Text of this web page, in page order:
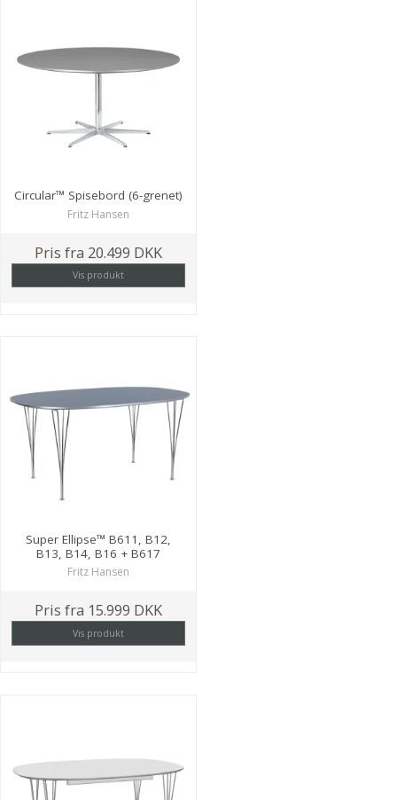
Circular™ Spisebord (6-grenet)
Fritz Hansen
Pris fra 20.499 DKK
Vis produkt
Super Ellipse™ B611, B12,
B13, B14, B16 + B617
Fritz Hansen
Pris fra 15.999 DKK
Vis produkt